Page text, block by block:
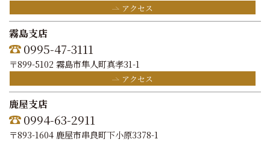
アクセス
霧島支店
0995-47-3111
〒899-5102 霧島市隼人町真孝31-1
アクセス
鹿屋支店
0994-63-2911
〒893-1604 鹿屋市串良町下小原3378-1